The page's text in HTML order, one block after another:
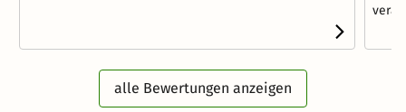
alle Bewertungen anzeigen